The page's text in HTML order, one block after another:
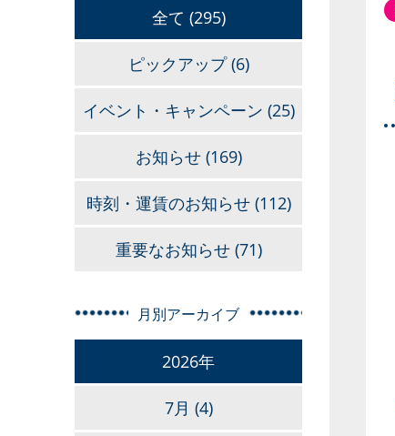
全て (295)
ピックアップ(6)
イベント・キャンペーン (25)
お知らせ(169)
時刻・運賃のお知らせ(112)
重要なお知らせ(71)
月別アーカイブ
2026年
7月 (4)